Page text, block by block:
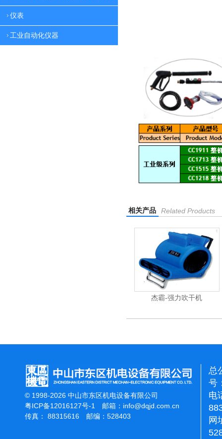
仪表
工业自动化仪器
相关产品 Related Products
杰霸-强力吹干机
© 1998-2026 中山市东区机电设备有限公司
粤ICP备12016127号-1
邮箱： info@dqjd.com.cn
传真： 88315616 邮编：528403
总
号
电
网